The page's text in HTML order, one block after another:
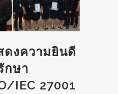
ดงความยินดี
กษา
IEC 27001